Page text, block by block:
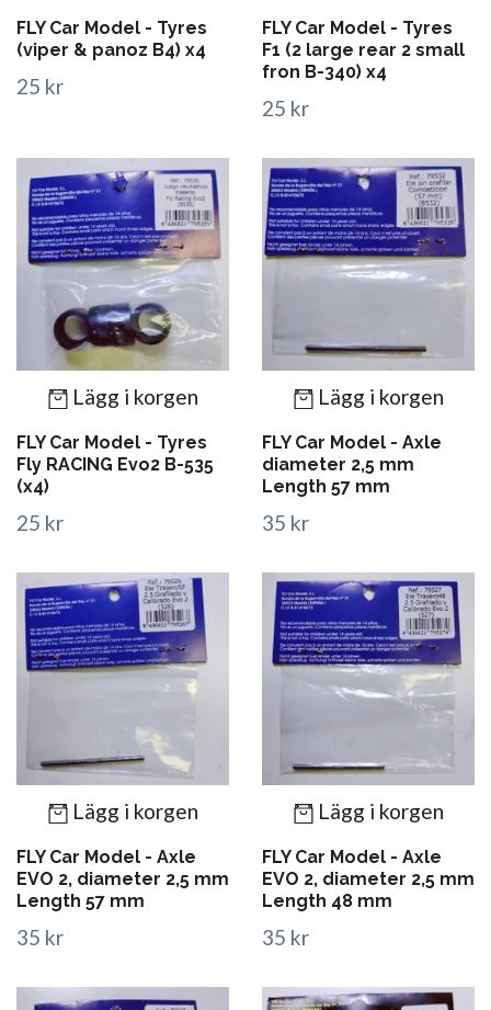
FLY Car Model - Tyres
(viper & panoz B4) x4
25 kr
FLY Car Model - Tyres
F1 (2 large rear 2 small
fron B-340) x4
25 kr
Lägg i korgen
FLY Car Model - Tyres
Fly RACING Evo2 B-535
(x4)
25 kr
Lägg i korgen
FLY Car Model - Axle
diameter 2,5 mm
Length 57 mm
35 kr
Lägg i korgen
FLY Car Model - Axle
EVO 2, diameter 2,5 mm
Length 57 mm
35 kr
Lägg i korgen
FLY Car Model - Axle
EVO 2, diameter 2,5 mm
Length 48 mm
35 kr